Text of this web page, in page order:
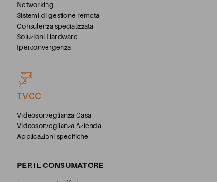
Networking
Sistemi di gestione remota
Consulenza specializzata
Soluzioni Hardware
Iperconvergenza
TVCC
Videosorveglianza Casa
Videosorveglianza Azienda
Applicazioni specifiche
PER IL CONSUMATORE